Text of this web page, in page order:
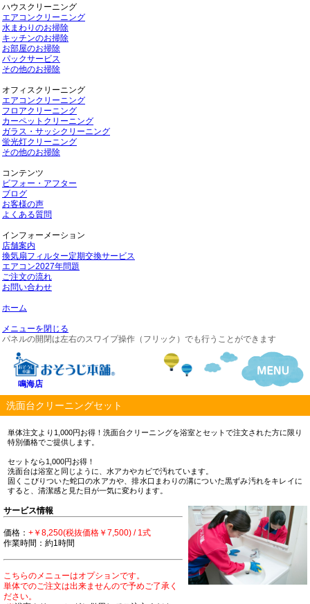
ハウスクリーニング
エアコンクリーニング
水まわりのお掃除
キッチンのお掃除
お部屋のお掃除
パックサービス
その他のお掃除
オフィスクリーニング
エアコンクリーニング
フロアクリーニング
カーペットクリーニング
ガラス・サッシクリーニング
蛍光灯クリーニング
その他のお掃除
コンテンツ
ビフォー・アフター
ブログ
お客様の声
よくある質問
インフォーメーション
店舗案内
換気扇フィルター定期交換サービス
エアコン2027年問題
ご注文の流れ
お問い合わせ
ホーム
メニューを閉じる
パネルの開閉は左右のスワイプ操作（フリック）でも行うことができます
鳴海店
洗面台クリーニングセット
単体注文より1,000円お得！洗面台クリーニングを浴室とセットで注文された方に限り
特別価格でご提供します。
セットなら1,000円お得！
洗面台は浴室と同じように、水アカやカビで汚れています。
固くこびりついた蛇口の水アカや、排水口まわりの溝についた黒ずみ汚れをキレイに
すると、清潔感と見た目が一気に変わります。
サービス情報
価格： +￥8,250(税抜価格￥7,500) / 1式
作業時間：約1時間
こちらのメニューはオプションです。
単体でのご注文は出来ませんので予めご了承く
ださい。